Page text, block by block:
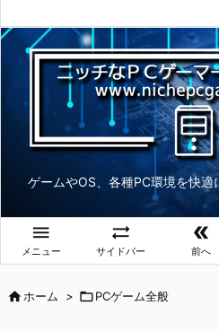
ゲームやOS、各種PC環境を快

メニュー

サイドバー

前へ
ホーム > PCゲーム全般